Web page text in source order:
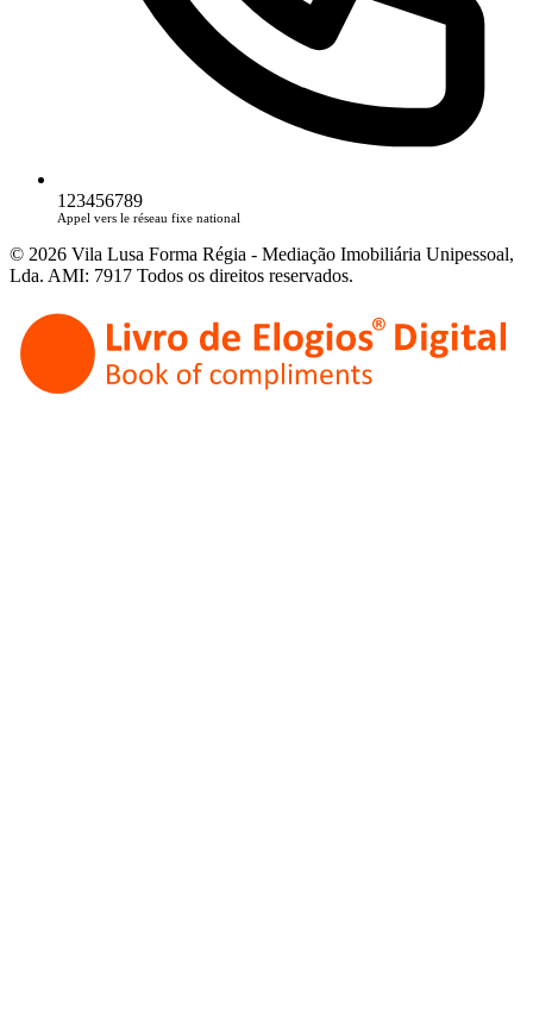
123456789
Appel vers le réseau fixe national
© 2026 Vila Lusa Forma Régia - Mediação Imobiliária Unipessoal,
Lda. AMI: 7917 Todos os direitos reservados.